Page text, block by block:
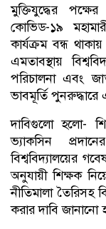
মুক্তিযুদ্ধের
কোভিড-১৯
কার্যক্রম বন্ধ
এমতাবস্থায়
পরিচালনা এবং
ভাবমূর্তি পুনরুদ্ধারে
দাবিগুলো হলো-
ভ্যাকসিন
বিশ্ববিদ্যালয়ের
অনুযায়ী শিক্ষক
নীতিমালা তৈরিসহ
করার দাবি জানানো